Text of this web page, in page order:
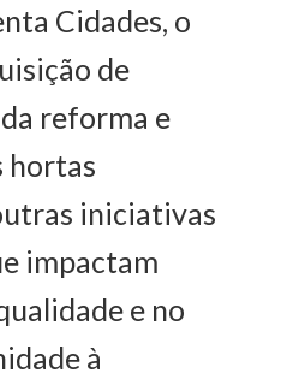
Cidades, o
de
reforma e
hortas
iniciativas
impactam
e no
à